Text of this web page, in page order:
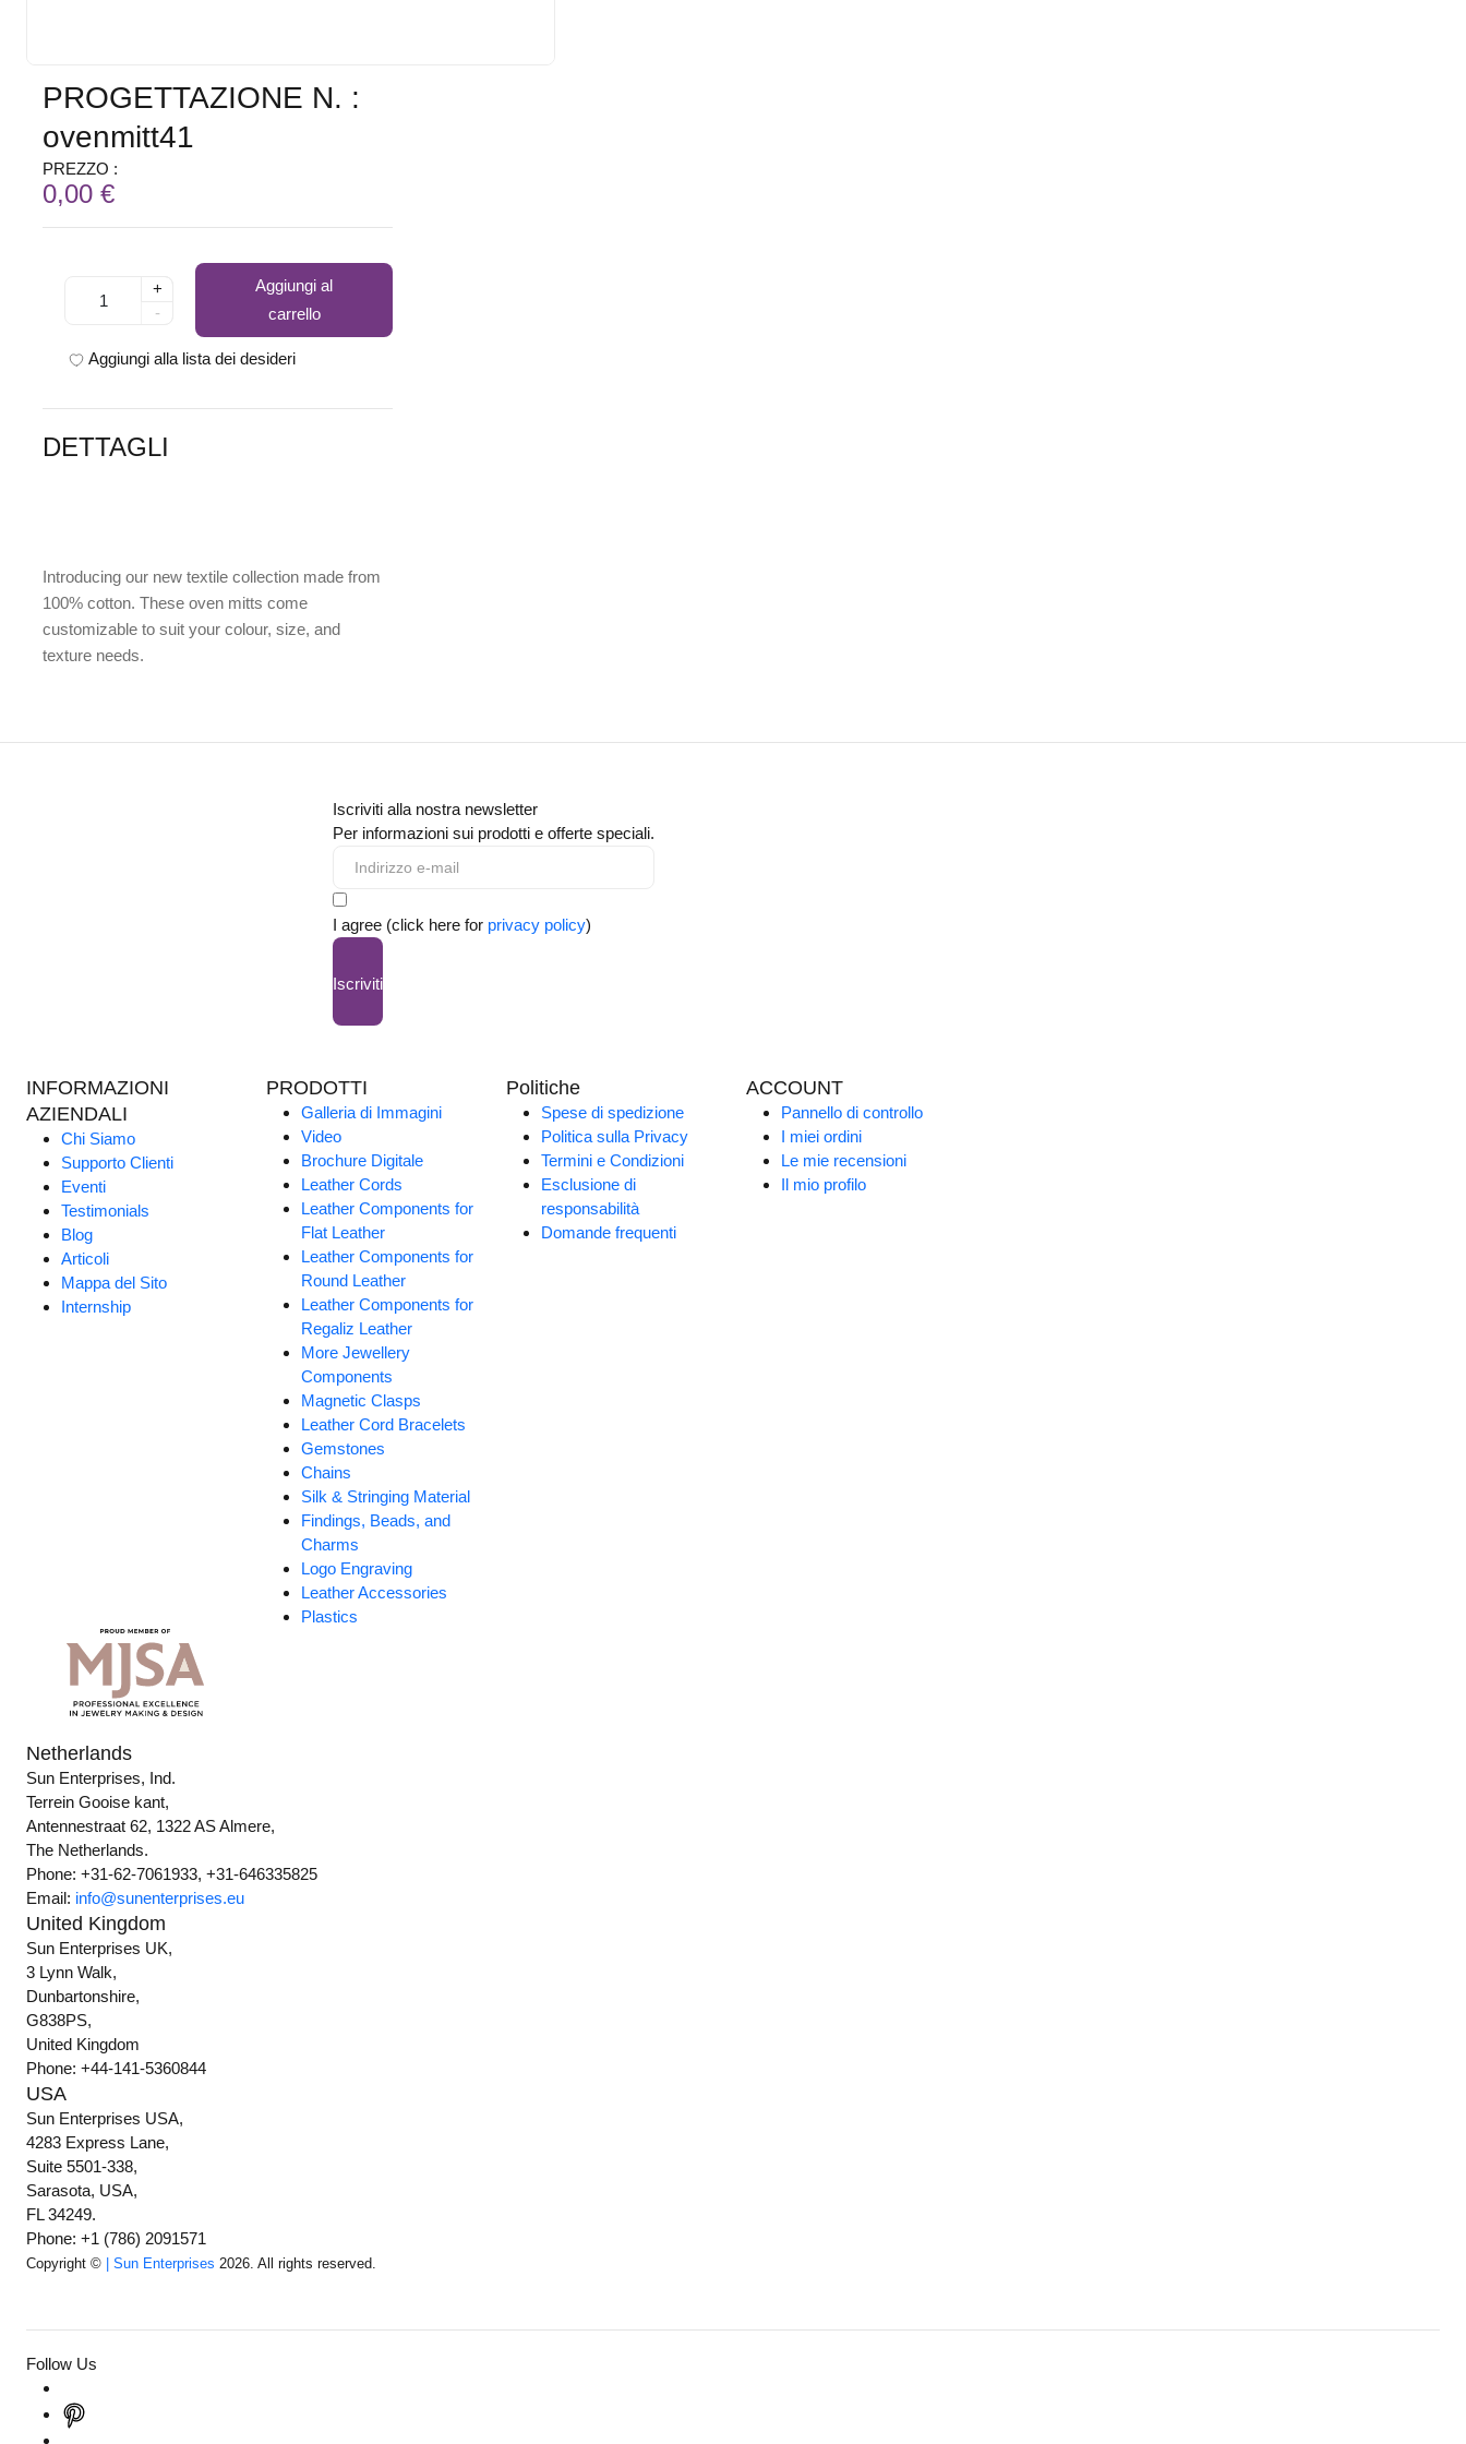
PROGETTAZIONE N. :
ovenmitt41
PREZZO :
0,00 €
+
-
Aggiungi al
carrello
Aggiungi alla lista dei desideri
DETTAGLI
Introducing our new textile collection made from
100% cotton. These oven mitts come
customizable to suit your colour, size, and
texture needs.
Iscriviti alla nostra newsletter
Per informazioni sui prodotti e offerte speciali.
I agree (click here for privacy policy)
Iscriviti
INFORMAZIONI
AZIENDALI
Chi Siamo
Supporto Clienti
Eventi
Testimonials
Blog
Articoli
Mappa del Sito
Internship
PRODOTTI
Galleria di Immagini
Video
Brochure Digitale
Leather Cords
Leather Components for
Flat Leather
Leather Components for
Round Leather
Leather Components for
Regaliz Leather
More Jewellery
Components
Magnetic Clasps
Leather Cord Bracelets
Gemstones
Chains
Silk & Stringing Material
Findings, Beads, and
Charms
Logo Engraving
Leather Accessories
Plastics
Politiche
Spese di spedizione
Politica sulla Privacy
Termini e Condizioni
Esclusione di
responsabilità
Domande frequenti
ACCOUNT
Pannello di controllo
I miei ordini
Le mie recensioni
Il mio profilo
Netherlands
Sun Enterprises, Ind.
Terrein Gooise kant,
Antennestraat 62, 1322 AS Almere,
The Netherlands.
Phone: +31-62-7061933, +31-646335825
Email: info@sunenterprises.eu
United Kingdom
Sun Enterprises UK,
3 Lynn Walk,
Dunbartonshire,
G838PS,
United Kingdom
Phone: +44-141-5360844
USA
Sun Enterprises USA,
4283 Express Lane,
Suite 5501-338,
Sarasota, USA,
FL 34249.
Phone: +1 (786) 2091571
Copyright © | Sun Enterprises 2026. All rights reserved.
Follow Us